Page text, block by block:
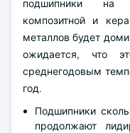
подшипники на
композитной и
металлов будет
ожидается, что
среднегодовым
год.
Подшипники
продолжают